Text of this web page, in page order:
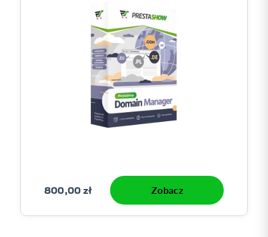
800,00 zł Zobacz